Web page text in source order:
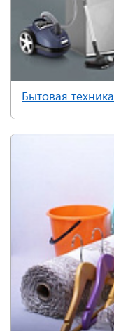
Бытовая техника